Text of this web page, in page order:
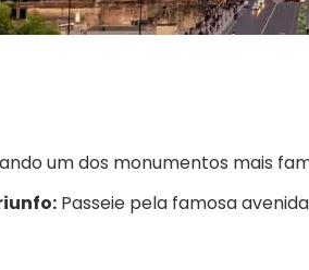
um dos monumentos mais
Passeie pela famosa